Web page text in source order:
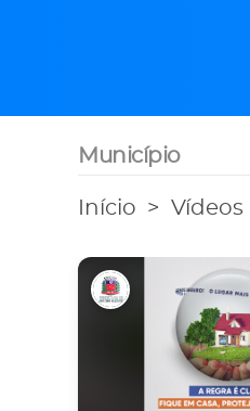
Município
Início Vídeos